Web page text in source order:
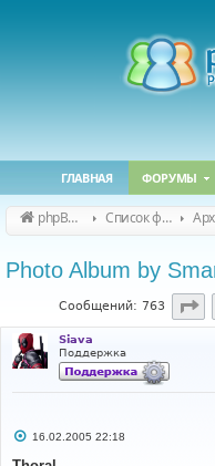
ГЛАВНАЯ ФОРУМЫ
phpBB Guru Список форумов
Photo Album by
Сообщений: 763
Siava
Поддержка
С
о
16.02.2005 22:18